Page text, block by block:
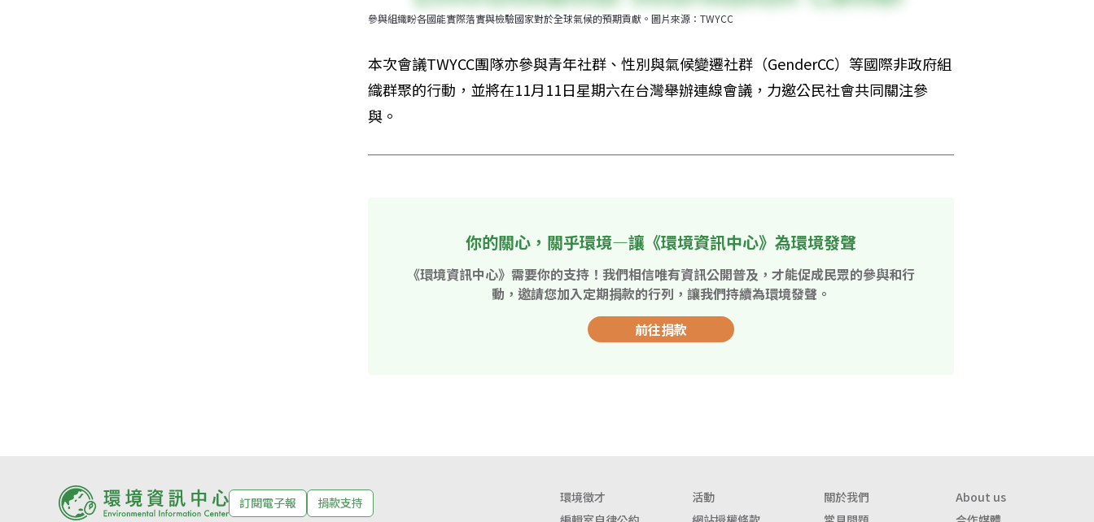
參與組織盼各國能實際落實與檢驗國家對於全球氣候的預期貢獻。圖片來源：TWYCC
本次會議TWYCC團隊亦參與青年社群、性別與氣候變遷社群（GenderCC）等國際非政府組
織群聚的行動，並將在11月11日星期六在台灣舉辦連線會議，力邀公民社會共同關注參
與。
你的關心，關乎環境—讓《環境資訊中心》為環境發聲
《環境資訊中心》需要你的支持！我們相信唯有資訊公開普及，才能促成民眾的參與和行
動，邀請您加入定期捐款的行列，讓我們持續為環境發聲。
前往捐款
訂閱電子報 捐款支持 環境徵才 活動 關於我們
About us